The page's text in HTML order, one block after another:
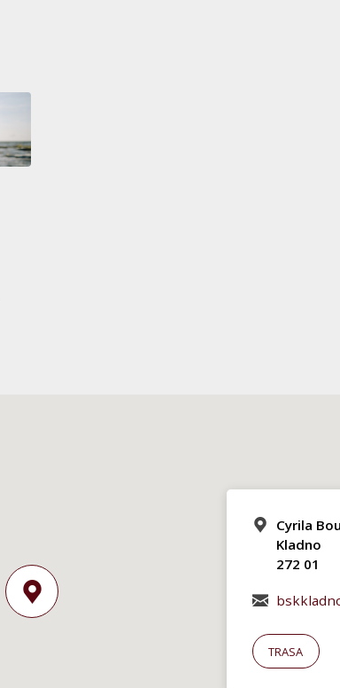
Cyrila
Kladno
272 01
TRASA